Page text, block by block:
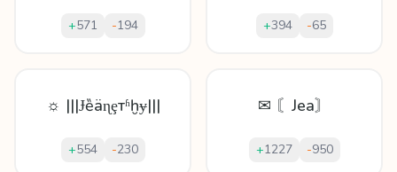
+571 -194 +394 -65
☼ |||Ɉȅäɳȩтʱḫɏ|||
+554 -230
✉ 〘Jea〙
+1227 -950